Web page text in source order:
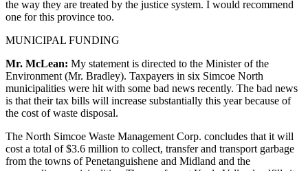
the way they are treated by the justice system. I would recommend
one for this province too.
MUNICIPAL FUNDING
Mr. McLean: My statement is directed to the Minister of the
Environment (Mr. Bradley). Taxpayers in six Simcoe North
municipalities were hit with some bad news recently. The bad news
is that their tax bills will increase substantially this year because of
the cost of waste disposal.
The North Simcoe Waste Management Corp. concludes that it will
cost a total of $3.6 million to collect, transfer and transport garbage
from the towns of Penetanguishene and Midland and the